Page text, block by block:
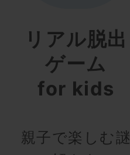
リアル脱出
ゲーム
for kids
親子で楽しむ謎